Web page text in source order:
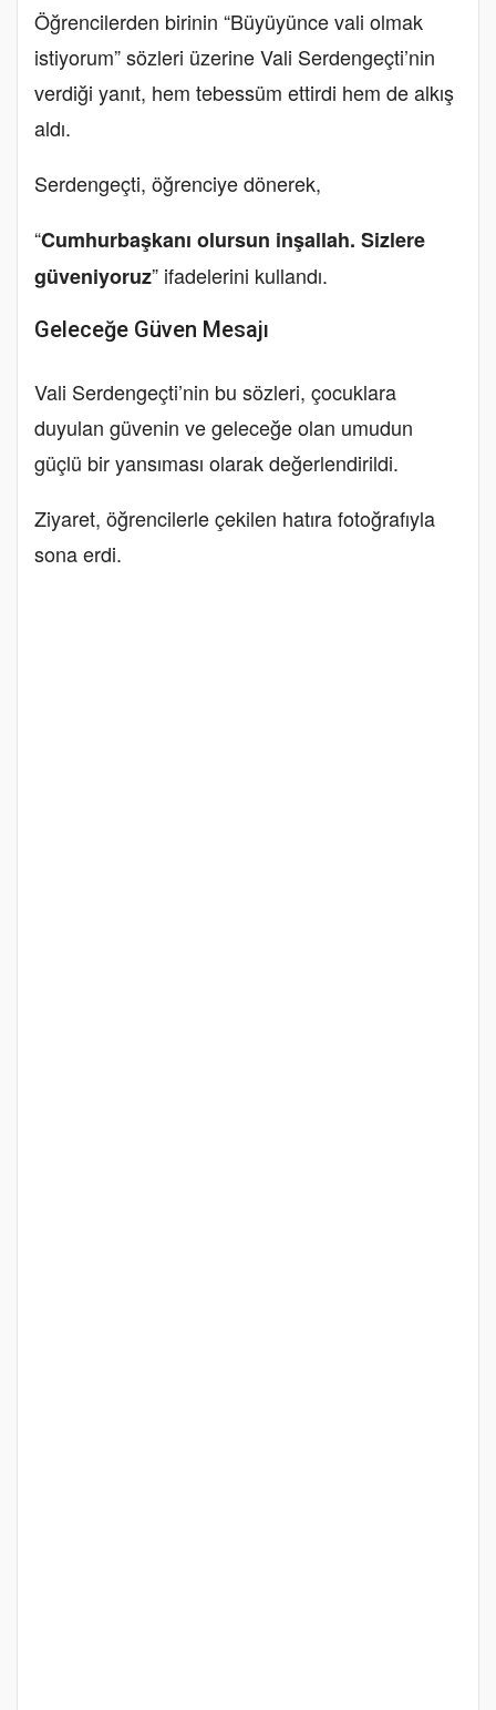
Öğrencilerden birinin “Büyüyünce vali olmak
istiyorum” sözleri üzerine Vali Serdengeçti’nin
verdiği yanıt, hem tebessüm ettirdi hem de alkış
aldı.
Serdengeçti, öğrenciye dönerek,
“Cumhurbaşkanı olursun inşallah. Sizlere
güveniyoruz” ifadelerini kullandı.
Geleceğe Güven Mesajı
Vali Serdengeçti’nin bu sözleri, çocuklara
duyulan güvenin ve geleceğe olan umudun
güçlü bir yansıması olarak değerlendirildi.
Ziyaret, öğrencilerle çekilen hatıra fotoğrafıyla
sona erdi.